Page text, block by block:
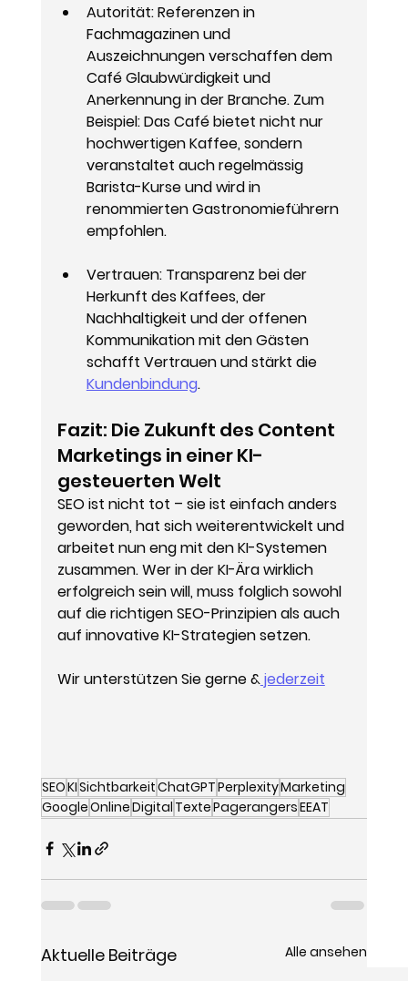
Autorität: Referenzen in
Fachmagazinen und
Auszeichnungen verschaffen dem
Café Glaubwürdigkeit und
Anerkennung in der Branche. Zum
Beispiel: Das Café bietet nicht nur
hochwertigen Kaffee, sondern
veranstaltet auch regelmässig
Barista-Kurse und wird in
renommierten Gastronomieführern
empfohlen.
Vertrauen: Transparenz bei der
Herkunft des Kaffees, der
Nachhaltigkeit und der offenen
Kommunikation mit den Gästen
schafft Vertrauen und stärkt die
Kundenbindung.
Fazit: Die Zukunft des Content
Marketings in einer KI-
gesteuerten Welt
SEO ist nicht tot – sie ist einfach anders
geworden, hat sich weiterentwickelt und
arbeitet nun eng mit den KI-Systemen
zusammen. Wer in der KI-Ära wirklich
erfolgreich sein will, muss folglich sowohl
auf die richtigen SEO-Prinzipien als auch
auf innovative KI-Strategien setzen.
Wir unterstützen Sie gerne & jederzeit
SEOKISichtbarkeitChatGPTPerplexityMarketing
GoogleOnlineDigital TextePagerangersEEAT
Aktuelle Beiträge Alle ansehen